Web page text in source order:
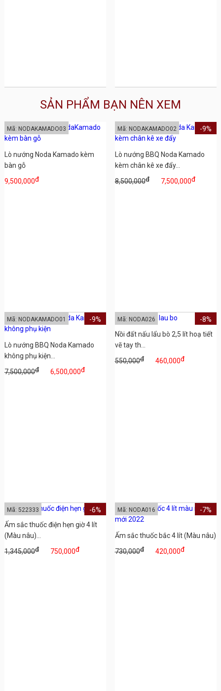
SẢN PHẨM BẠN NÊN XEM
Lò nướng Noda Kamado kèm
bàn gỗ
9,500,000đ
Mã: NODAKAMADO03
Lò nướng BBQ Noda Kamado
kèm chân kê xe đẩy...
8,500,000đ 7,500,000đ
-9%
Mã: NODAKAMADO02
Lò nướng BBQ Noda Kamado
không phụ kiện...
7,500,000đ 6,500,000đ
-9%
Mã: NODAKAMADO01
Nồi đất nấu lẩu bò 2,5 lít hoạ tiết
vẽ tay th...
550,000đ 460,000đ
-8%
Mã: NODA026
Ấm sắc thuốc điện hẹn giờ 4 lít
(Màu nâu)...
1,345,000đ 750,000đ
-6%
Mã: 522333
Ấm sắc thuốc bắc 4 lít (Màu nâu)
730,000đ 420,000đ
-7%
Mã: NODA016